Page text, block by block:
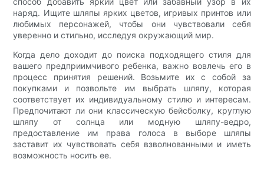
наряд. Ищите шляпы ярких цветов, игривых принтов или
любимых персонажей, чтобы они чувствовали себя
уверенно и стильно, исследуя окружающий мир.
Когда дело доходит до поиска подходящего стиля для
вашего предприимчивого ребенка, важно вовлечь его в
процесс принятия решений. Возьмите их с собой за
покупками и позвольте им выбрать шляпу, которая
соответствует их индивидуальному стилю и интересам.
Предпочитают ли они классическую бейсболку, круглую
шляпу от солнца или модную шляпу-ведро,
предоставление им права голоса в выборе шляпы
заставит их чувствовать себя взволнованными и иметь
возможность носить ее.